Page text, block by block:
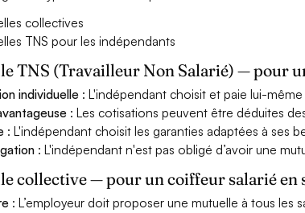
collectives
TNS pour les indépendants
TNS (Travailleur Non Salarié) — pour
individuelle : L'indépendant choisit et paie lui-même
: Les cotisations peuvent être déduites
: L'indépendant choisit les garanties adaptées à ses
: L'indépendant n'est pas obligé d’avoir une
collective — pour un coiffeur salarié en
: L’employeur doit proposer une mutuelle à tous les